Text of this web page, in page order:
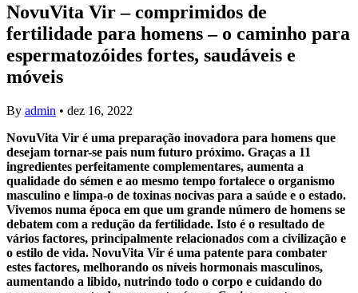
NovuVita Vir – comprimidos de
fertilidade para homens – o caminho para
espermatozóides fortes, saudáveis e
móveis
By admin • dez 16, 2022
NovuVita Vir é uma preparação inovadora para homens que
desejam tornar-se pais num futuro próximo. Graças a 11
ingredientes perfeitamente complementares, aumenta a
qualidade do sémen e ao mesmo tempo fortalece o organismo
masculino e limpa-o de toxinas nocivas para a saúde e o estado.
Vivemos numa época em que um grande número de homens se
debatem com a redução da fertilidade. Isto é o resultado de
vários factores, principalmente relacionados com a civilização e
o estilo de vida. NovuVita Vir é uma patente para combater
estes factores, melhorando os níveis hormonais masculinos,
aumentando a libido, nutrindo todo o corpo e cuidando do